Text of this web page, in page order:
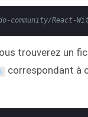
community/React-
trouverez un
correspondant à